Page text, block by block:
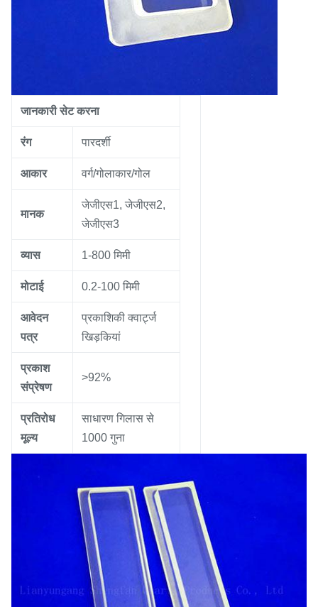
जानकारी सेट करना
रंग पारदर्शी
आकार वर्ग/गोलाकार/गोल
मानक
जेजीएस1, जेजीएस2,
जेजीएस3
व्यास 1-800 मिमी
मोटाई 0.2-100 मिमी
आवेदन
पत्र
प्रकाशिकी क्वार्ट्ज
खिड़कियां
प्रकाश
संप्रेषण
>92%
प्रतिरोध
मूल्य
साधारण गिलास से
1000 गुना